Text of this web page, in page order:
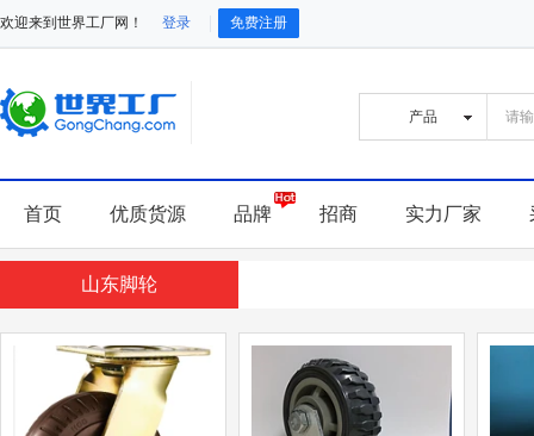
欢迎来到世界工厂网！ 登录 免费注册
首页 优质货源 品牌 招商 实力厂家
山东脚轮